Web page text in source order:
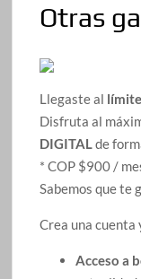
Otras
Llegaste al
Disfruta al
DIGITALde
* COP $900 /
Sabemos que te
Crea una
Acceso a